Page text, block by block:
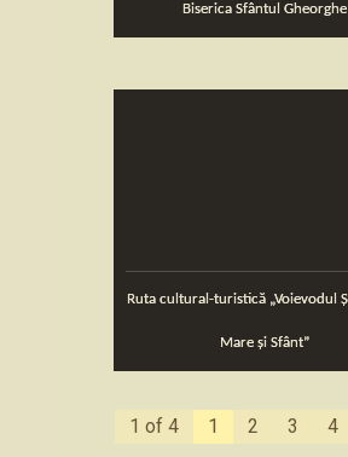
Biserica Sfântul Gheorghe
Ruta cultural-turistică „Voievodul Ștefan cel
Mare și Sfânt”
1 of 4 1 2 3 4